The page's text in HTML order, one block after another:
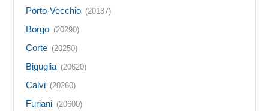
Porto-Vecchio (20137)
Borgo (20290)
Corte (20250)
Biguglia (20620)
Calvi (20260)
Furiani (20600)